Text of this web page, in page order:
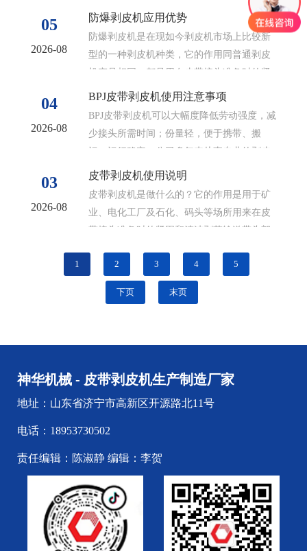
不仅为您提供售前售后服务，同时还为您免...
05
2026-08
防爆剥皮机应用优势
防爆剥皮机是在现如今剥皮机市场上比较新
型的一种剥皮机种类，它的作用同普通剥皮
机产品相同，都是用在皮带接头准备时的紧
固和清洁剥落传送带头部的胶层的一种机械...
04
2026-08
BPJ皮带剥皮机使用注意事项
BPJ皮带剥皮机可以大幅度降低劳动强度，减
少接头所需时间；份量轻，便于携带、搬
运；运行稳定。公司多年来从事专业的剥皮
机生产，从选材到加工制造，都是严格按...
03
2026-08
皮带剥皮机使用说明
皮带剥皮机是做什么的？它的作用是用于矿
业、电化工厂及石化、码头等场所用来在皮
带接头准备时的紧固和清洁剥落输送带头部
1
2 3 4 5
下页 末页
神华机械 - 皮带剥皮机生产制造厂家
地址：山东省济宁市高新区开源路北11号
电话：18953730502
责任编辑：陈淑静 编辑：李贺